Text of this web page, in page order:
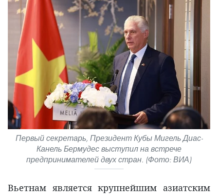
Первый секретарь, Президент Кубы Мигель Диас-
Канель Бермудес выступил на встрече
предпринимателей двух стран. (Фото: ВИА)
Вьетнам является крупнейшим азиатским